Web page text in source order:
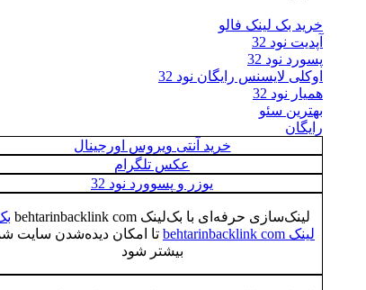
خرید بک لینک فالو
آپدیت نود 32
پسورد نود 32
اوکلی لایسنس رایگان نود 32
همیار نود 32
بهترین سئو
رایگان
خرید آنتی ویروس اورجینال
عکس تلگرام
یوزر و پسوورد نود 32
لینک‌سازی حرفه‌ای با بک‌لینک behtarinbacklink com
لینک behtarinbacklink com
تا امکان دیده‌شدن سایت
بیشتر شود